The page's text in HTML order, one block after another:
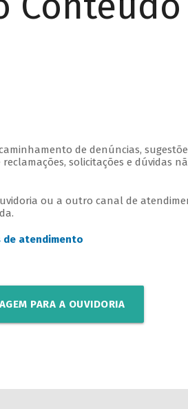
de denúncias,
solicitações e dúvidas
ou a outro canal de
de atendimento
PARA A OUVIDORIA